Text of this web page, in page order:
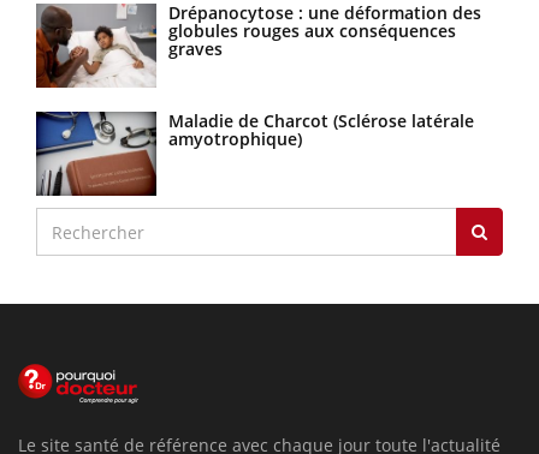
Drépanocytose : une déformation des
globules rouges aux conséquences
graves
Maladie de Charcot (Sclérose latérale
amyotrophique)
Le site santé de référence avec chaque jour toute l'actualité